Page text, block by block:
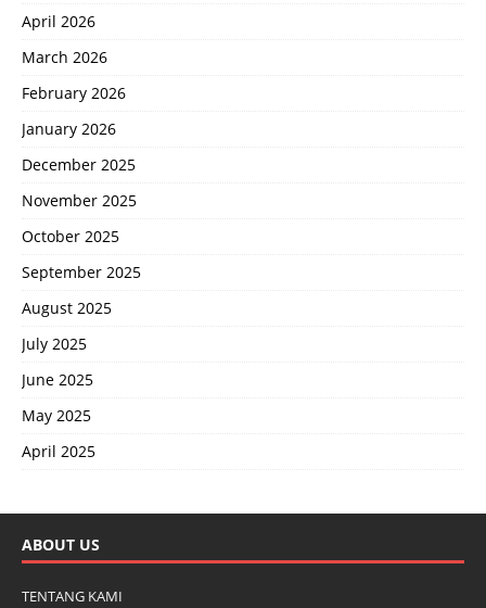
April 2026
March 2026
February 2026
January 2026
December 2025
November 2025
October 2025
September 2025
August 2025
July 2025
June 2025
May 2025
April 2025
ABOUT US
TENTANG KAMI